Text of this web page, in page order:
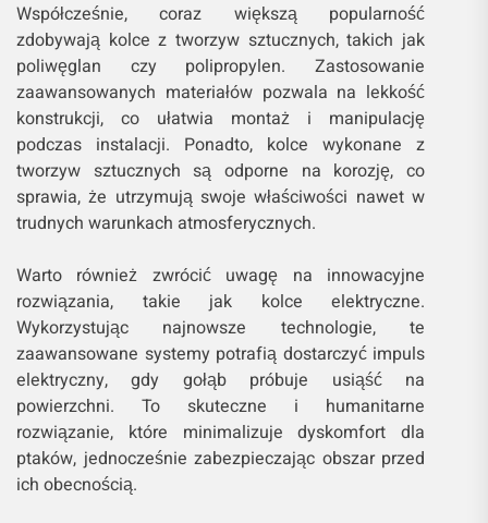
Współcześnie, coraz większą popularność
zdobywają kolce z tworzyw sztucznych, takich jak
poliwęglan czy polipropylen. Zastosowanie
zaawansowanych materiałów pozwala na lekkość
konstrukcji, co ułatwia montaż i manipulację
podczas instalacji. Ponadto, kolce wykonane z
tworzyw sztucznych są odporne na korozję, co
sprawia, że utrzymują swoje właściwości nawet w
trudnych warunkach atmosferycznych.
Warto również zwrócić uwagę na innowacyjne
rozwiązania, takie jak kolce elektryczne.
Wykorzystując najnowsze technologie, te
zaawansowane systemy potrafią dostarczyć impuls
elektryczny, gdy gołąb próbuje usiąść na
powierzchni. To skuteczne i humanitarne
rozwiązanie, które minimalizuje dyskomfort dla
ptaków, jednocześnie zabezpieczając obszar przed
ich obecnością.